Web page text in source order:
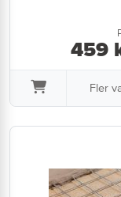
459
Fler